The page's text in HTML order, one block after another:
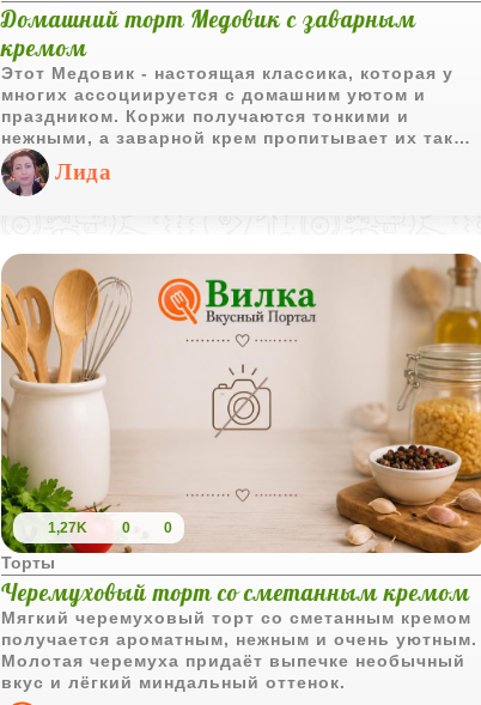
Домашний торт Медовик с заварным
кремом
Этот Медовик - настоящая классика, которая у
многих ассоциируется с домашним уютом и
праздником. Коржи получаются тонкими и
нежными, а заварной крем пропитывает их так
глубоко, что десерт буквально тает во рту.
Рецепт вполне понятен, так что с ним справится
даже любитель, а аромат меда и ванили на кухне
создаст особенное настроение.
Лида
1,27K 0 0
Торты
Черемуховый торт со сметанным кремом
Мягкий черемуховый торт со сметанным кремом
получается ароматным, нежным и очень уютным.
Молотая черемуха придаёт выпечке необычный
вкус и лёгкий миндальный оттенок.